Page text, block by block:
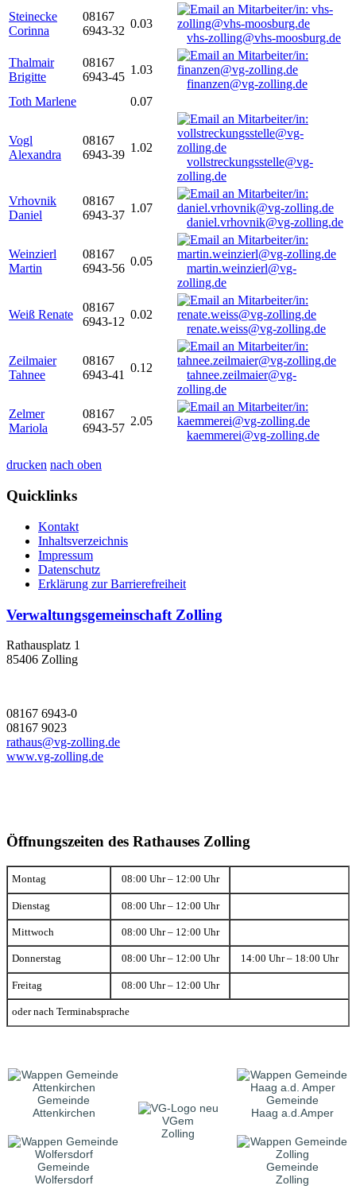
Steinecke
Corinna
08167
6943-32
0.03
vhs-zolling@vhs-moosburg.de
Thalmair
Brigitte
08167
6943-45
1.03
finanzen@vg-zolling.de
Toth Marlene
0.07
Vogl
Alexandra
08167
6943-39
1.02
vollstreckungsstelle@vg-
zolling.de
Vrhovnik
Daniel
08167
6943-37
1.07
daniel.vrhovnik@vg-zolling.de
Weinzierl
Martin
08167
6943-56
0.05
martin.weinzierl@vg-
zolling.de
Weiß Renate
08167
6943-12
0.02
renate.weiss@vg-zolling.de
Zeilmaier
Tahnee
08167
6943-41
0.12
tahnee.zeilmaier@vg-
zolling.de
Zelmer
Mariola
08167
6943-57
2.05
kaemmerei@vg-zolling.de
drucken nach oben
Quicklinks
Kontakt
Inhaltsverzeichnis
Impressum
Datenschutz
Erklärung zur Barrierefreiheit
Verwaltungsgemeinschaft Zolling
Rathausplatz 1
85406 Zolling
08167 6943-0
08167 9023
rathaus@vg-zolling.de
www.vg-zolling.de
Öffnungszeiten des Rathauses Zolling
Montag 08:00 Uhr – 12:00 Uhr
Dienstag 08:00 Uhr – 12:00 Uhr
Mittwoch 08:00 Uhr – 12:00 Uhr
Donnerstag 08:00 Uhr – 12:00 Uhr 14:00 Uhr – 18:00 Uhr
Freitag 08:00 Uhr – 12:00 Uhr
oder nach Terminabsprache
Gemeinde
Attenkirchen
VGem
Zolling
Gemeinde
Haag a.d.Amper
Gemeinde
Wolfersdorf
Gemeinde
Zolling